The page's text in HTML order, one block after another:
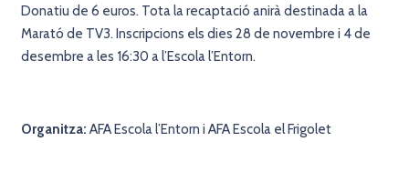
Donatiu de 6 euros. Tota la recaptació anirà destinada a la
Marató de TV3. Inscripcions els dies 28 de novembre i 4 de
desembre a les 16:30 a l’Escola l’Entorn.
Organitza: AFA Escola l’Entorn i AFA Escola el Frigolet